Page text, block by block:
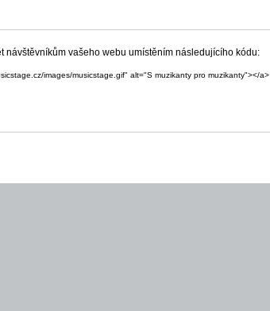
návštěvníkům vašeho webu umístěním následujícího kódu:
images/musicstage.gif" alt="S muzikanty pro muzikanty"></a>